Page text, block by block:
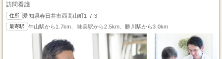
訪問看護
住所 愛知県春日井市西高山町1-7-3
最寄駅 牛山駅から1.7km、味美駅から2.5km、勝川駅から3.0km